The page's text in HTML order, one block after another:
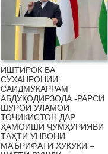
ИШТИРОК ВА
СУХАНРОНИИ
САИДМУКАРРАМ
АБДУҚОДИРЗОДА -РАРСИ
ШӮРОИ УЛАМОИ
ТОҶИКИСТОН ДАР
ҲАМОИШИ ҶУМҲУРИЯВӢ
ТАҲТИ УНВОНИ
МАЪРИФАТИ ҲУҚУҚӢ –